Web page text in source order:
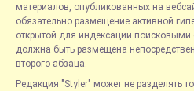
материалов, опубликованных на
обязательно размещение активной
открытой для индексации поисковыми
должна быть размещена
второго абзаца.
Редакция "Styler" может не разделять